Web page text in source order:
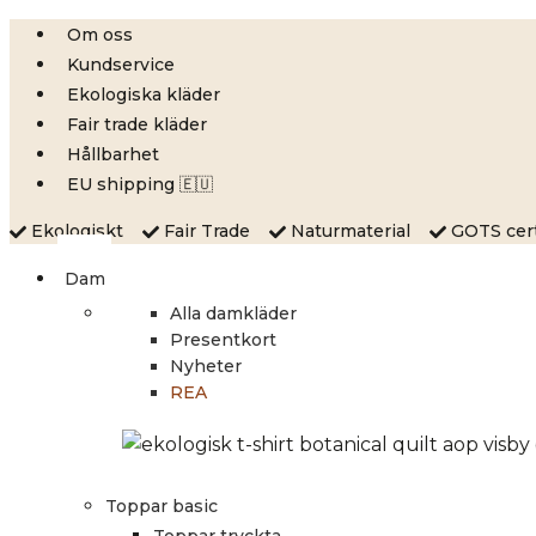
Skip
content
Om oss
Kundservice
Ekologiska kläder
Fair trade kläder
Hållbarhet
EU shipping 🇪🇺
Ekologiskt Fair Trade Naturmaterial GOTS
Dam
Alla damkläder
Presentkort
Nyheter
REA
Toppar basic